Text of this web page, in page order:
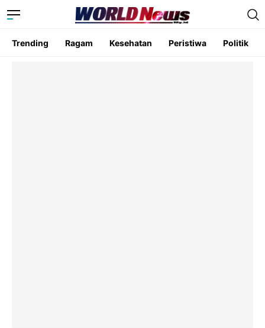
Trending Ragam Kesehatan Peristiwa Politik